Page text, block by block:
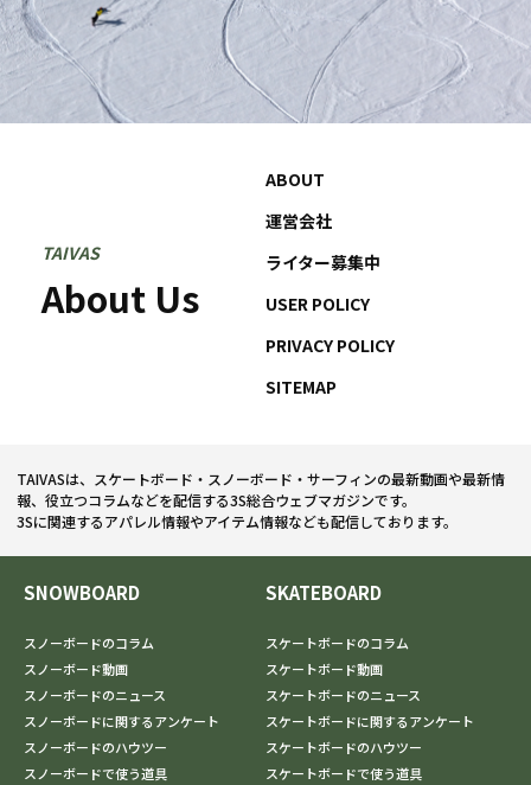
TAIVAS
About Us
ABOUT
運営会社
ライター募集中
USER POLICY
PRIVACY POLICY
SITEMAP
TAIVASは、スケートボード・スノーボード・サーフィンの最新動画や最新情
報、役立つコラムなどを配信する3S総合ウェブマガジンです。
3Sに関連するアパレル情報やアイテム情報なども配信しております。
SNOWBOARD
スノーボードのコラム
スノーボード動画
スノーボードのニュース
スノーボードに関するアンケート
スノーボードのハウツー
スノーボードで使う道具
SKATEBOARD
スケートボードのコラム
スケートボード動画
スケートボードのニュース
スケートボードに関するアンケート
スケートボードのハウツー
スケートボードで使う道具